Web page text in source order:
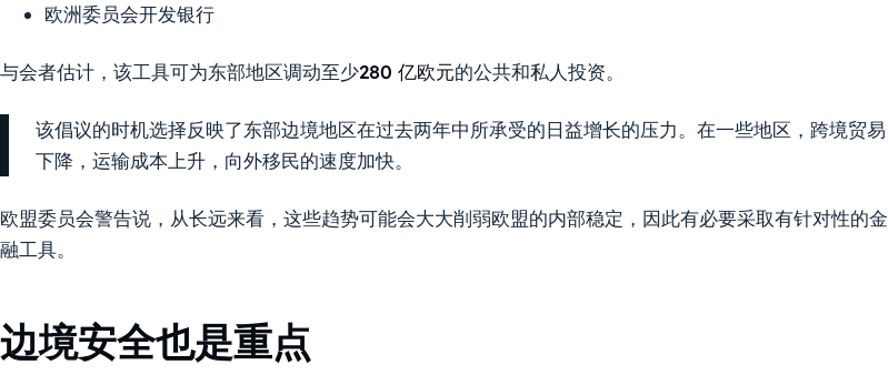
欧洲委员会开发银行
与会者估计，该工具可为东部地区调动至少280 亿欧元的公共和私人投资。
该倡议的时机选择反映了东部边境地区在过去两年中所承受的日益增长的压力。在一些地区，跨境贸易
下降，运输成本上升，向外移民的速度加快。
欧盟委员会警告说，从长远来看，这些趋势可能会大大削弱欧盟的内部稳定，因此有必要采取有针对性的金
融工具。
边境安全也是重点